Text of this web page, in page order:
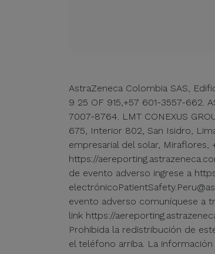
AstraZeneca Colombia SAS,
9 25 OF 915,+57 601-3557-662.
7007-8764. LMT CONEXUS
675, Interior 802, San Isidro,
empresarial del solar, Miraflores,
https://
de evento adverso ingrese a
evento adverso comuníquese a
link https://
Prohibida la redistribución de
el teléfono arriba. La